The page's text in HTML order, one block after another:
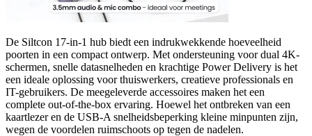
De Siltcon 17-in-1 hub biedt een indrukwekkende hoeveelheid
poorten in een compact ontwerp. Met ondersteuning voor dual 4K-
schermen, snelle datasnelheden en krachtige Power Delivery is het
een ideale oplossing voor thuiswerkers, creatieve professionals en
IT-gebruikers. De meegeleverde accessoires maken het een
complete out-of-the-box ervaring. Hoewel het ontbreken van een
kaartlezer en de USB-A snelheidsbeperking kleine minpunten zijn,
wegen de voordelen ruimschoots op tegen de nadelen.